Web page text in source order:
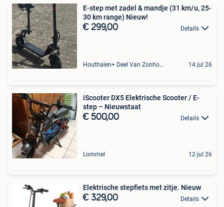
E-step met zadel & mandje (31 km/u, 25-
30 km range) Nieuw!
€ 299,00 Details
Houthalen+ Deel Van Zonhoven En Zolder 14 jul 26
iScooter DX5 Elektrische Scooter / E-
step – Nieuwstaat
€ 500,00 Details
Lommel 12 jul 26
Elektrische stepfiets met zitje. Nieuw
€ 329,00 Details